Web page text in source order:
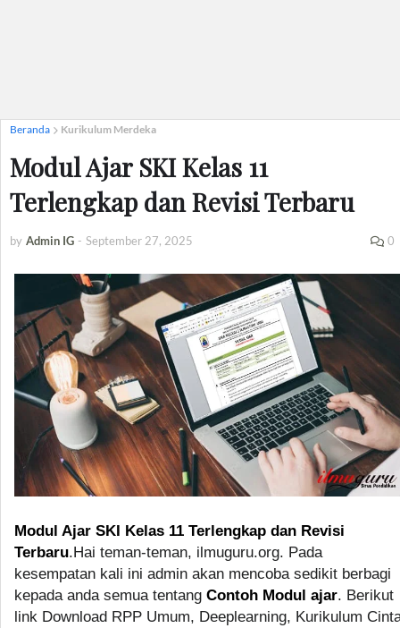
Beranda Kurikulum Merdeka
Modul Ajar SKI Kelas 11
Terlengkap dan Revisi Terbaru
by Admin IG - September 27, 2025 0
Modul Ajar SKI Kelas 11 Terlengkap dan Revisi
Terbaru.Hai teman-teman, ilmuguru.org. Pada
kesempatan kali ini admin akan mencoba sedikit berbagi
kepada anda semua tentang Contoh Modul ajar. Berikut
link Download RPP Umum, Deeplearning, Kurikulum